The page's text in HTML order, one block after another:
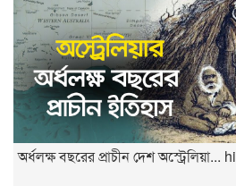
অর্ধলক্ষ বছরের প্রাচীন দেশ অস্ট্রেলিয়া... hi